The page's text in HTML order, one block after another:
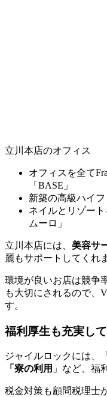
立川本店のオフィス
オフィスを全て
「BASE」
新築の高級ハイフ
ネイルとリゾー
ムーロ」
立川本店には、 美容サ
麗もサポートしてくれ
環境が良いお店は競争
も大切にされるので、
す。
福利厚生も充実し
ジャイルロックには、「
「寮の利用 」など、福
税金対策も顧問税理士